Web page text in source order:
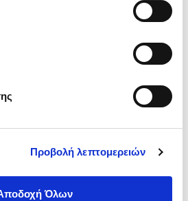
Προβολή λεπτομερειών
Όλων